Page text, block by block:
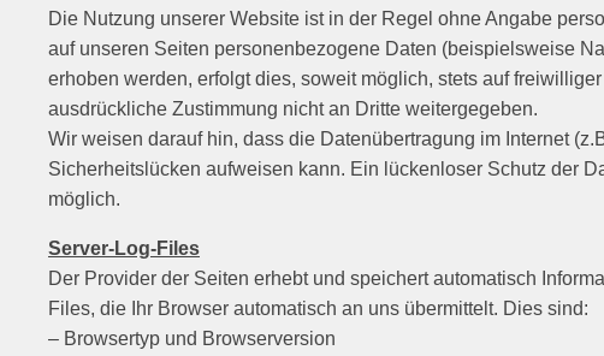
Die Nutzung unserer Website ist in der Regel ohne Angabe
auf unseren Seiten personenbezogene Daten (beispielsweise
erhoben werden, erfolgt dies, soweit möglich, stets auf
ausdrückliche Zustimmung nicht an Dritte weitergegeben.
Wir weisen darauf hin, dass die Datenübertragung im Internet
Sicherheitslücken aufweisen kann. Ein lückenloser Schutz der
möglich.
Server-Log-Files
Der Provider der Seiten erhebt und speichert automatisch
Files, die Ihr Browser automatisch an uns übermittelt. Dies sind:
– Browsertyp und Browserversion